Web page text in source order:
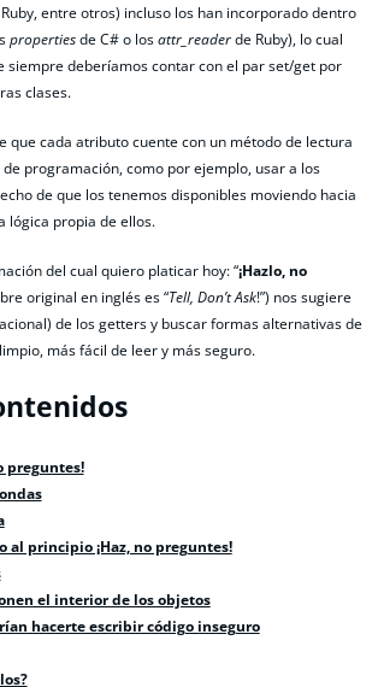
entre otros) incluso los han incorporado dentro
propertiesde C# o losattr_readerde Ruby), lo cual
siempre deberíamos contar con el par set/get por
clases.
que cada atributo cuente con un método de lectura
programación, como por ejemplo, usar a los
de que los tenemos disponibles moviendo hacia
lógica propia de ellos.
del cual quiero platicar hoy: “¡Hazlo, no
original en inglés es “Tell, Don’t Ask!”) nos sugiere
de los getters y buscar formas alternativas de
más fácil de leer y más seguro.
preguntes!
al principio ¡Haz, no preguntes!
el interior de los objetos
hacerte escribir código inseguro